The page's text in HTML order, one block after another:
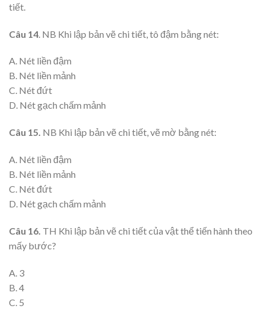
tiết.
Câu 14 . NB Khi lập bản vẽ chi tiết, tô đậm bằng nét:
A. Nét liền đậm
B. Nét liền mảnh
C. Nét đứt
D. Nét gạch chấm mảnh
Câu 15. NB Khi lập bản vẽ chi tiết, vẽ mờ bằng nét:
A. Nét liền đậm
B. Nét liền mảnh
C. Nét đứt
D. Nét gạch chấm mảnh
Câu 16. TH Khi lập bản vẽ chi tiết của vật thể tiến hành theo
mấy bước?
A. 3
B. 4
C. 5